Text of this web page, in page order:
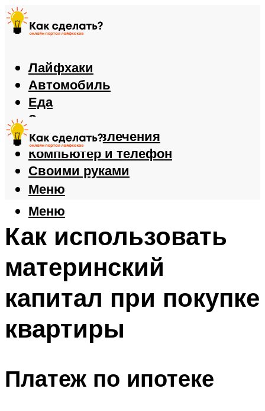
Лайфхаки
Автомобиль
Еда
Здоровье
Игры и развлечения
Компьютер и телефон
Своими руками
Меню
Меню
Как использовать
материнский
капитал при покупке
квартиры
Платеж по ипотеке